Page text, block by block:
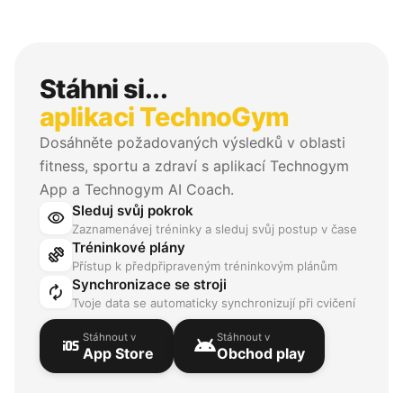
Stáhni si...
aplikaci TechnoGym
Dosáhněte požadovaných výsledků v oblasti
fitness, sportu a zdraví s aplikací Technogym
App a Technogym AI Coach.
visibility Sleduj svůj pokrok
Zaznamenávej tréninky a sleduj svůj postup v čase
exercise Tréninkové plány
Přístup k předpřipraveným tréninkovým plánům
autorenew Synchronizace se stroji
Tvoje data se automaticky synchronizují při cvičení
ios Stáhnout v
App Store androidStáhnout v
Obchod play